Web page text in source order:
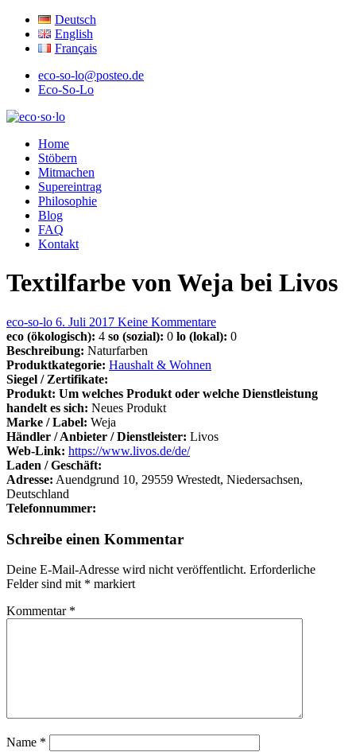
Deutsch
English
Français
eco-so-lo@posteo.de
Eco-So-Lo
eco·so·lo
Home
Stöbern
Mitmachen
Supereintrag
Philosophie
Blog
FAQ
Kontakt
Textilfarbe von Weja bei Livos
eco-so-lo 6. Juli 2017 Keine Kommentare
eco (ökologisch): 4 so (sozial): 0 lo (lokal): 0
Beschreibung: Naturfarben
Produktkategorie: Haushalt & Wohnen
Siegel / Zertifikate:
Produkt: Um welches Produkt oder welche Dienstleistung
handelt es sich: Neues Produkt
Marke / Label: Weja
Händler / Anbieter / Dienstleister: Livos
Web-Link: https://www.livos.de/de/
Laden / Geschäft:
Adresse: Auendgrund 10, 29559 Wrestedt, Niedersachsen,
Deutschland
Telefonnummer:
Schreibe einen Kommentar
Deine E-Mail-Adresse wird nicht veröffentlicht. Erforderliche
Felder sind mit * markiert
Kommentar *
Name *